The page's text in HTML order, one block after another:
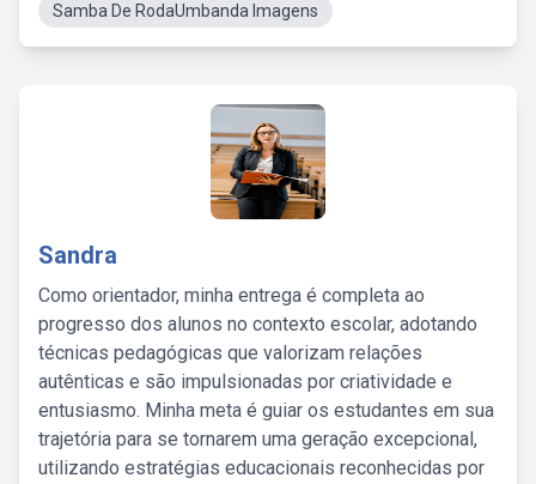
Samba De RodaUmbanda Imagens
Sandra
Como orientador, minha entrega é completa ao
progresso dos alunos no contexto escolar, adotando
técnicas pedagógicas que valorizam relações
autênticas e são impulsionadas por criatividade e
entusiasmo. Minha meta é guiar os estudantes em sua
trajetória para se tornarem uma geração excepcional,
utilizando estratégias educacionais reconhecidas por